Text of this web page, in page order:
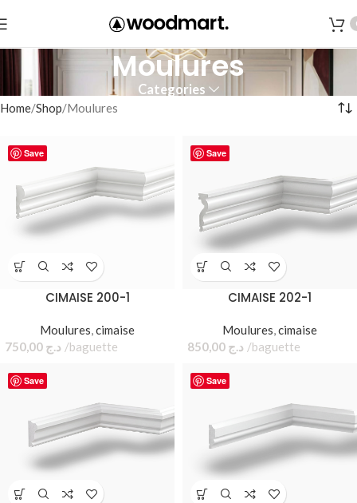
Moulures
Categories
Home Shop Moulures
Save
CIMAISE 200-1
Moulures,cimaise
د.ج
Save
CIMAISE 202-1
Moulures,cimaise
د.ج
Save Save